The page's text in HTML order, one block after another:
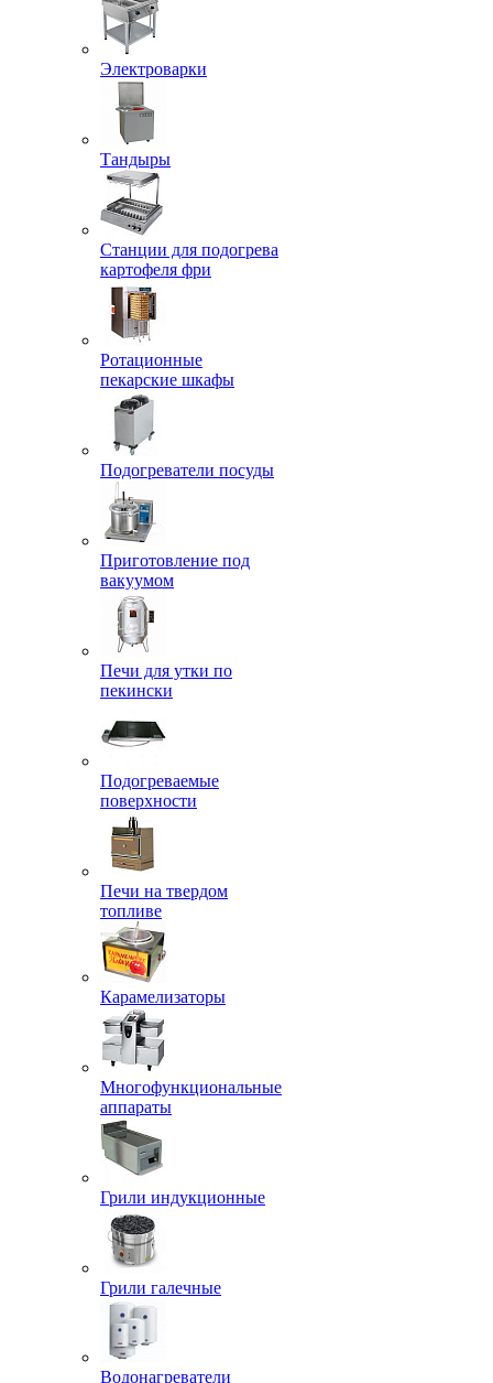
Электроварки
Тандыры
Станции для подогрева
картофеля фри
Ротационные
пекарские шкафы
Подогреватели посуды
Приготовление под
вакуумом
Печи для утки по
пекински
Подогреваемые
поверхности
Печи на твердом
топливе
Карамелизаторы
Многофункциональные
аппараты
Грили индукционные
Грили галечные
Водонагреватели